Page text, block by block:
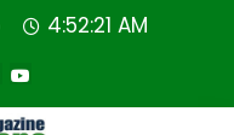
4:52:22 AM